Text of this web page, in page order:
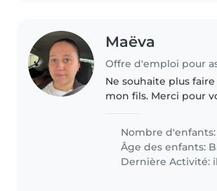
Maëva
Ne souhaite plus
mon fils. Merci pour
Nombre d'enfants:
Âge des enfants:
Dernière Activité: